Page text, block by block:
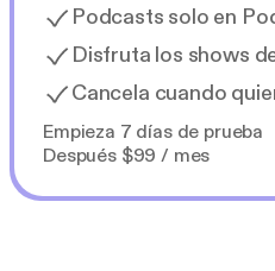
Podcasts solo en
Disfruta los shows
Cancela cuando
Empieza 7 días de prueba
Después $99 / mes